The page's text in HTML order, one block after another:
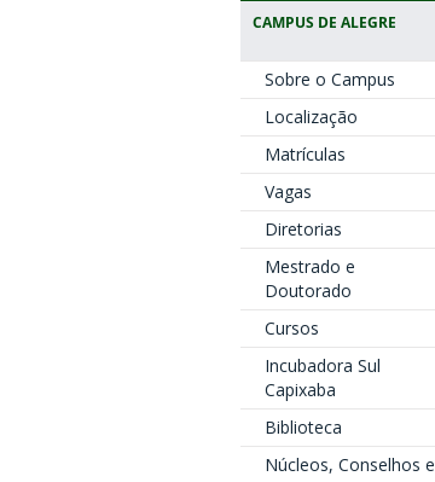
CAMPUS DE ALEGRE
Sobre o Campus
Localização
Matrículas
Vagas
Diretorias
Mestrado e
Doutorado
Cursos
Incubadora Sul
Capixaba
Biblioteca
Núcleos, Conselhos e